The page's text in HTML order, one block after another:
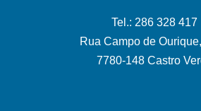
Tel.: 286 328 417
Rua Campo de
7780-148 Castro